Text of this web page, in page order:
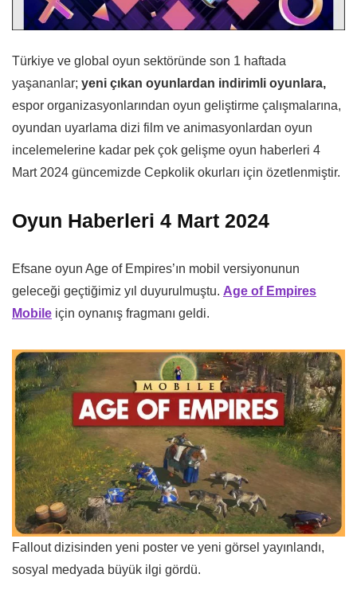
Türkiye ve global oyun sektöründe son 1 haftada
yaşananlar; yeni çıkan oyunlardan indirimli oyunlara,
espor organizasyonlarından oyun geliştirme çalışmalarına,
oyundan uyarlama dizi film ve animasyonlardan oyun
incelemelerine kadar pek çok gelişme oyun haberleri 4
Mart 2024 güncemizde Cepkolik okurları için özetlenmiştir.
Oyun Haberleri 4 Mart 2024
Efsane oyun Age of Empires’ın mobil versiyonunun
geleceği geçtiğimiz yıl duyurulmuştu. Age of Empires
Mobile için oynanış fragmanı geldi.
Fallout dizisinden yeni poster ve yeni görsel yayınlandı,
sosyal medyada büyük ilgi gördü.